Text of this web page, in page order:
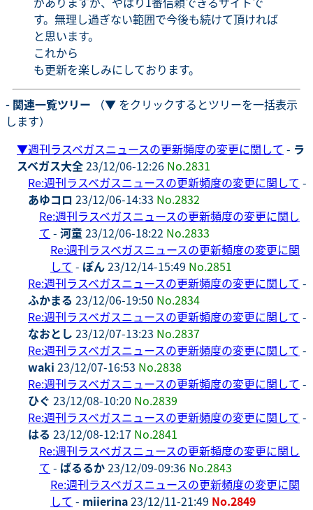
す。無理し過ぎない範囲で今後も続けて頂ければ
と思います。
これから
も更新を楽しみにしております。
- 関連一覧ツリー （▼ をクリックするとツリーを一括表示
します）
▼週刊ラスベガスニュースの更新頻度の変更に関して - ラ
スベガス大全23/12/06-12:26 No.2831
Re:週刊ラスベガスニュースの更新頻度の変更に関して -
あゆコロ 23/12/06-14:33 No.2832
Re:週刊ラスベガスニュースの更新頻度の変更に関し
て - 河童23/12/06-18:22 No.2833
Re:週刊ラスベガスニュースの更新頻度の変更に関
して - ぽん23/12/14-15:49 No.2851
Re:週刊ラスベガスニュースの更新頻度の変更に関して -
ふかまる 23/12/06-19:50 No.2834
Re:週刊ラスベガスニュースの更新頻度の変更に関して -
なおとし 23/12/07-13:23 No.2837
Re:週刊ラスベガスニュースの更新頻度の変更に関して -
waki 23/12/07-16:53 No.2838
Re:週刊ラスベガスニュースの更新頻度の変更に関して -
ひぐ 23/12/08-10:20 No.2839
Re:週刊ラスベガスニュースの更新頻度の変更に関して -
はる 23/12/08-12:17 No.2841
Re:週刊ラスベガスニュースの更新頻度の変更に関し
て - ばるるか23/12/09-09:36 No.2843
Re:週刊ラスベガスニュースの更新頻度の変更に関
して - miierina23/12/11-21:49 No.2849